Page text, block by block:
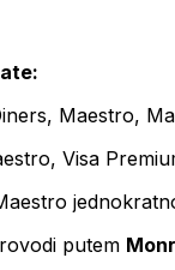
Maestro,
Visa
putem